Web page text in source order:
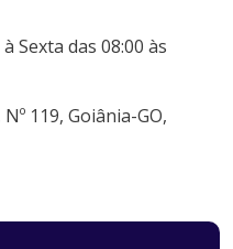
Sexta das 08:00 às
119, Goiânia-GO,